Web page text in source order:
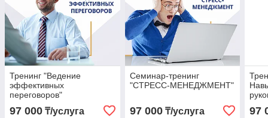
Тренинг "Ведение
эффективных
переговоров"
97 000 ₸/услуга
Семинар-тренинг
"СТРЕСС-МЕНЕДЖМЕНТ"
97 000₸/услуга 97